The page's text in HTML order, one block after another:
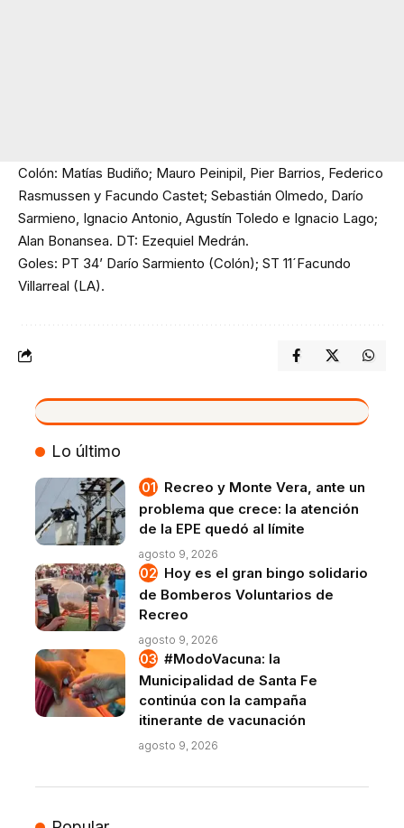
Colón: Matías Budiño; Mauro Peinipil, Pier Barrios, Federico
Rasmussen y Facundo Castet; Sebastián Olmedo, Darío
Sarmieno, Ignacio Antonio, Agustín Toledo e Ignacio Lago;
Alan Bonansea. DT: Ezequiel Medrán.
Goles: PT 34’ Darío Sarmiento (Colón); ST 11´Facundo
Villarreal (LA).
VIVO
Lo último
Recreo y Monte Vera, ante un
problema que crece: la atención
de la EPE quedó al límite
agosto 9, 2026
Hoy es el gran bingo solidario
de Bomberos Voluntarios de
Recreo
agosto 9, 2026
#ModoVacuna: la
Municipalidad de Santa Fe
continúa con la campaña
itinerante de vacunación
agosto 9, 2026